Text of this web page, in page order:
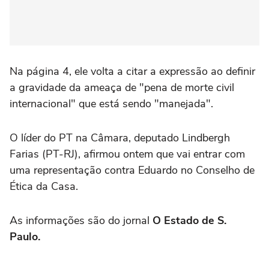
Na página 4, ele volta a citar a expressão ao definir
a gravidade da ameaça de "pena de morte civil
internacional" que está sendo "manejada".
O líder do PT na Câmara, deputado Lindbergh
Farias (PT-RJ), afirmou ontem que vai entrar com
uma representação contra Eduardo no Conselho de
Ética da Casa.
As informações são do jornal O Estado de S.
Paulo.